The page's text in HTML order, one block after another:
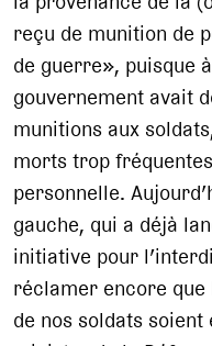
reçu de munition de
de guerre», puisque
gouvernement avait
munitions aux
morts trop
personnelle.
gauche, qui a déjà
initiative pour
réclamer encore que
de nos soldats soient